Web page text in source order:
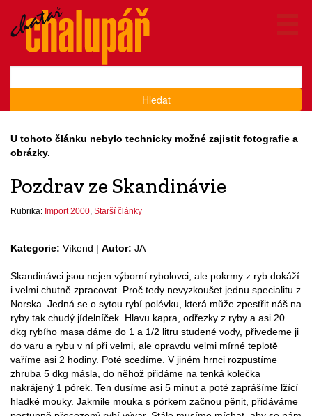
Hledat
U tohoto článku nebylo technicky možné zajistit fotografie a
obrázky.
Pozdrav ze Skandinávie
Rubrika: Import 2000 Starší články
Kategorie: Víkend | Autor: JA
Skandinávci jsou nejen výborní rybolovci, ale pokrmy z ryb dokáží
i velmi chutně zpracovat. Proč tedy nevyzkoušet jednu specialitu z
Norska. Jedná se o sytou rybí polévku, která může zpestřit náš na
ryby tak chudý jídelníček. Hlavu kapra, odřezky z ryby a asi 20
dkg rybího masa dáme do 1 a 1/2 litru studené vody, přivedeme ji
do varu a rybu v ní při velmi, ale opravdu velmi mírné teplotě
vaříme asi 2 hodiny. Poté scedíme. V jiném hrnci rozpustíme
zhruba 5 dkg másla, do něhož přidáme na tenká kolečka
nakrájený 1 pórek. Ten dusíme asi 5 minut a poté zaprášíme lžící
hladké mouky. Jakmile mouka s pórkem začnou pěnit, přidáváme